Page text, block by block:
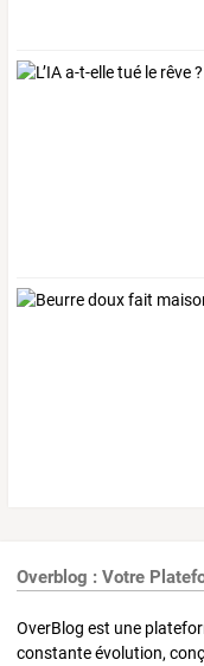
Overblog : Votre
OverBlog est une
constante évolution,